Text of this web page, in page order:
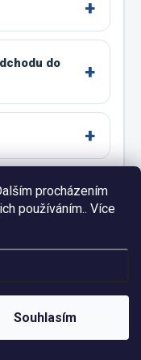
procházením
používáním.. Více
Souhlasím
do
4XL a